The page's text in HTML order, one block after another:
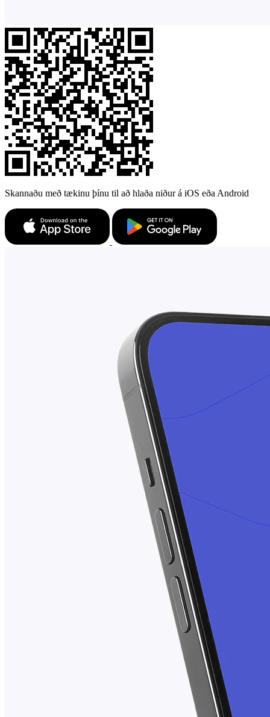
Skannaðu með tækinu þínu til að hlaða niður á iOS eða Android